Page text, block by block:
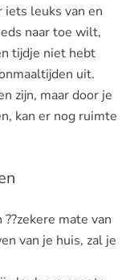
iets leuks van en
naar toe wilt,
tijdje niet hebt
uit.
zijn, maar door je
kan er nog ruimte
mate van
van je huis, zal je